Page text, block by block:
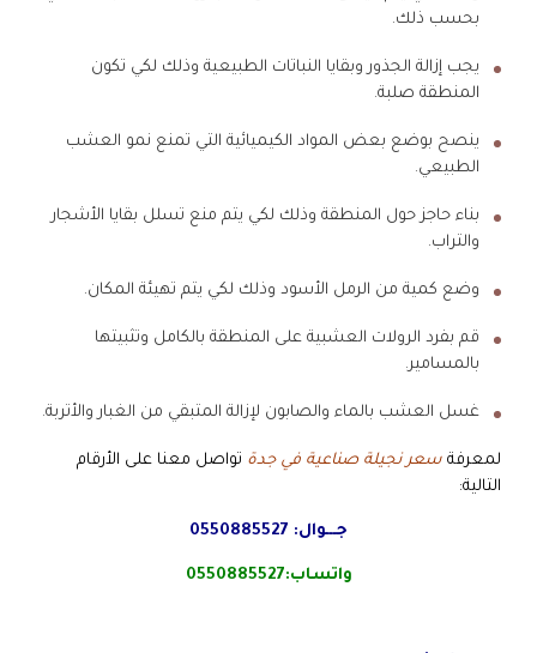
بحسب ذلك.
يجب إزالة الجذور وبقايا النباتات الطبيعية وذلك لكي تكون
المنطقة صلبة.
ينصح بوضع بعض المواد الكيميائية التي تمنع نمو العشب
الطبيعي.
بناء حاجز حول المنطقة وذلك لكي يتم منع تسلل بقايا الأشجار
والتراب.
وضع كمية من الرمل الأسود وذلك لكي يتم تهيئة المكان.
قم بفرد الرولات العشبية على المنطقة بالكامل وتثبيتها
بالمسامير.
غسل العشب بالماء والصابون لإزالة المتبقي من الغبار والأتربة.
لمعرفة سعر نجيلة صناعية في جدة تواصل معنا على الأرقام
التالية:
جـــوال: 0550885527
واتساب:0550885527